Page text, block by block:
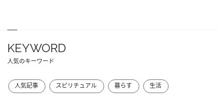
KEYWORD
人気のキーワード
人気記事 スピリチュアル 暮らす 生活